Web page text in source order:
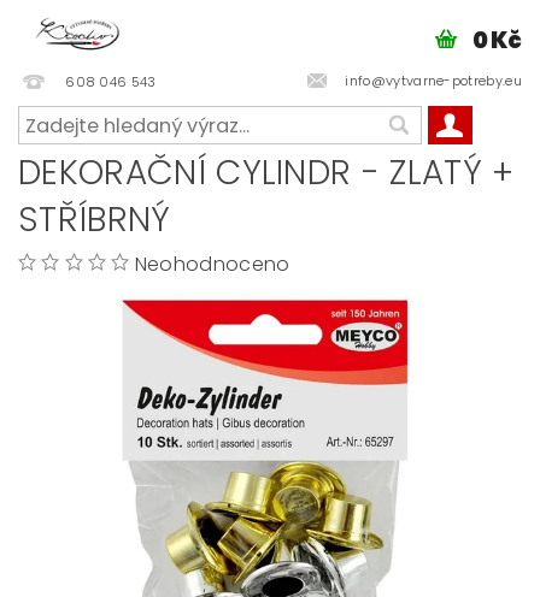
608 046 543 info@vytvarne-potreby.eu
0 Kč
DEKORAČNÍ CYLINDR - ZLATÝ +
STŘÍBRNÝ
Neohodnoceno